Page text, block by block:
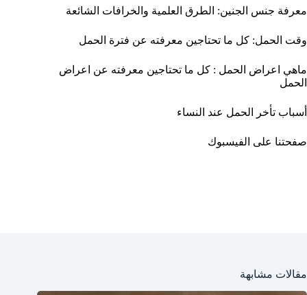
معرفة جنس الجنين: الطرق العلمية والخرافات الشائعة
وقت الحمل: كل ما تحتاجين معرفته عن فترة الحمل
ماهي اعراض الحمل : كل ما تحتاجين معرفته عن اعراض
الحمل
أسباب تأخر الحمل عند النساء
صفحتنا على الفيسبوك
مقالات مشابهة